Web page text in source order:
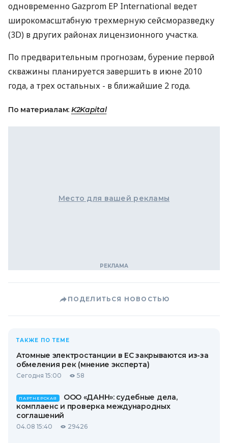
одновременно Gazprom EP International ведет
широкомасштабную трехмерную сейсморазведку
(3D) в других районах лицензионного участка.
По предварительным прогнозам, бурение первой
скважины планируется завершить в июне 2010
года, а трех остальных - в ближайшие 2 года.
По материалам: K2Kapital
Место для вашей рекламы
ПОДЕЛИТЬСЯ НОВОСТЬЮ
ТАКЖЕ ПО ТЕМЕ
Атомные электростанции в ЕС закрываются из-за
обмеления рек (мнение эксперта)
Сегодня 15:00 58
ПАРТНЕРСКАЯ
ООО «ДАНН»: судебные дела,
комплаенс и проверка международных
соглашений
04.08 15:40 29426